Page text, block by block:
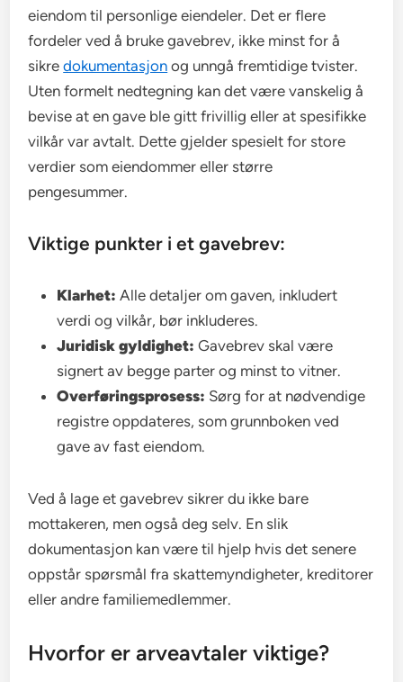
eiendom til personlige eiendeler. Det er flere
fordeler ved å bruke gavebrev, ikke minst for å
sikredokumentasjon og unngå fremtidige tvister.
Uten formelt nedtegning kan det være vanskelig å
bevise at en gave ble gitt frivillig eller at spesifikke
vilkår var avtalt. Dette gjelder spesielt for store
verdier som eiendommer eller større
pengesummer.
Viktige punkter i et gavebrev:
Klarhet: Alle detaljer om gaven, inkludert
verdi og vilkår, bør inkluderes.
Juridisk gyldighet: Gavebrev skal være
signert av begge parter og minst to vitner.
Overføringsprosess: Sørg for at nødvendige
registre oppdateres, som grunnboken ved
gave av fast eiendom.
Ved å lage et gavebrev sikrer du ikke bare
mottakeren, men også deg selv. En slik
dokumentasjon kan være til hjelp hvis det senere
oppstår spørsmål fra skattemyndigheter, kreditorer
eller andre familiemedlemmer.
Hvorfor er arveavtaler viktige?